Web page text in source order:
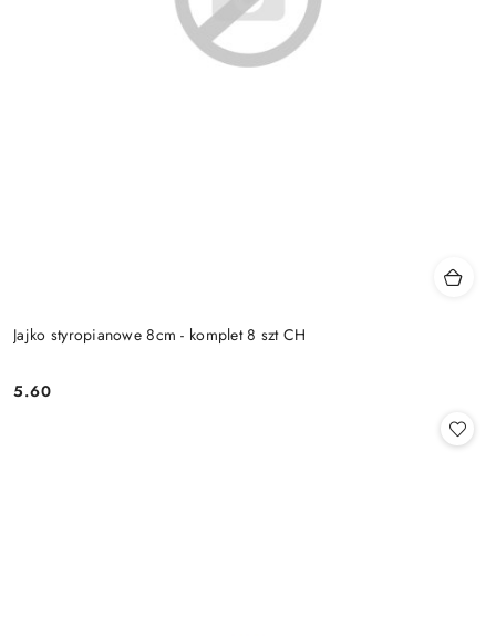
Jajko styropianowe 8cm - komplet 8 szt CH
Cena:
5.60